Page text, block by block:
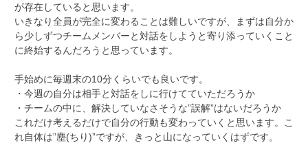
が存在していると思います。
いきなり全員が完全に変わることは難しいですが、まずは自分か
ら少しずつチームメンバーと対話をしようと寄り添っていくこと
に終始するんだろうと思っています。
手始めに毎週末の10分くらいでも良いです。
・今週の自分は相手と対話をしに行けてていただろうか
・チームの中に、解決していなさそうな”誤解”はないだろうか
これだけ考えるだけで自分の行動も変わっていくと思います。こ
れ自体は”塵(ちり)”ですが、きっと山になっていくはずです。